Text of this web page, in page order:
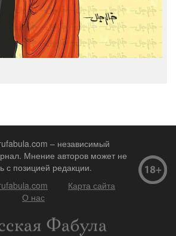
– независимый
Мнение авторов может не
с позицией редакции.
Карта сайта
О нас